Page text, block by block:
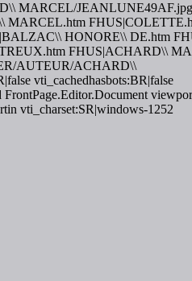
MARCEL/
HONORE\\ DE.htm
FHUS|ACHARD\\
AUTEUR/ACHARD\\
vti_cachedhasbots:BR|false
vti_charset:SR|windows-1252